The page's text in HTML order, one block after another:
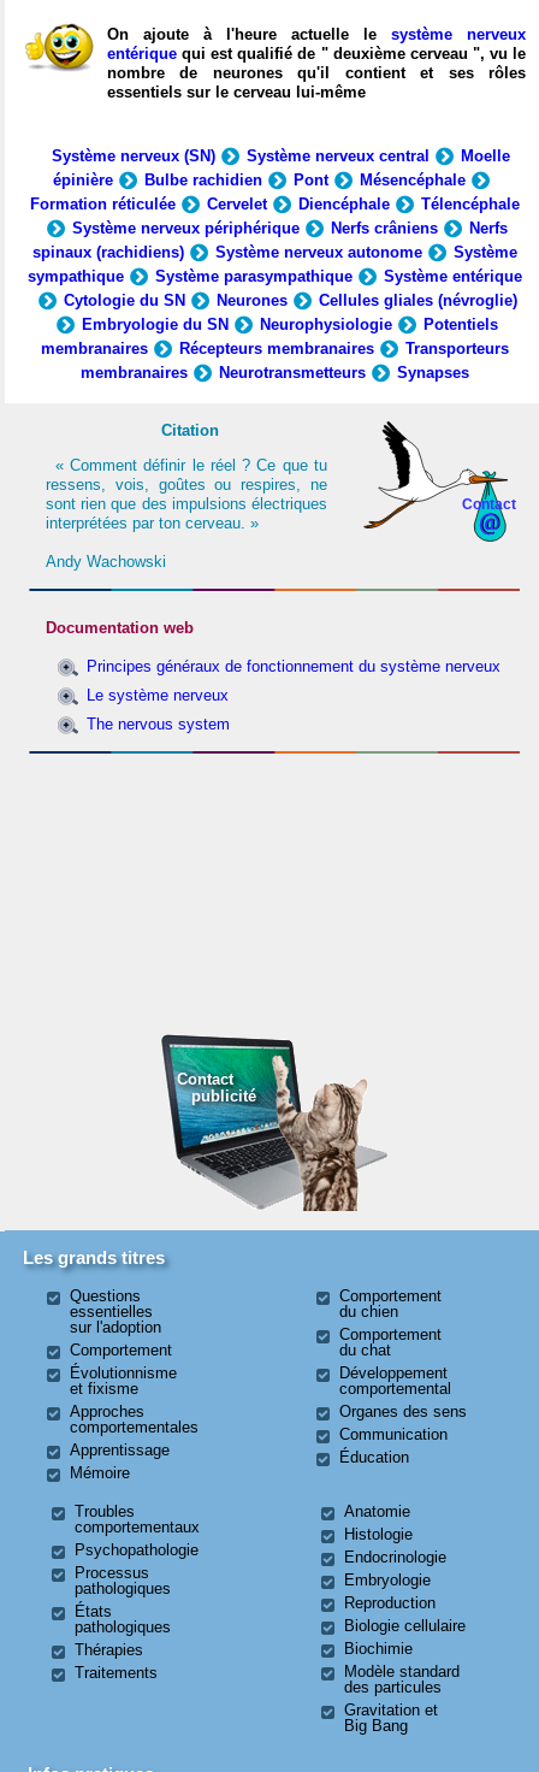
On ajoute à l'heure actuelle le système nerveux
entérique qui est qualifié de " deuxième cerveau ", vu le
nombre de neurones qu'il contient et ses rôles
essentiels sur le cerveau lui-même
Système nerveux (SN) Système nerveux central
Moelle
épinière
Bulbe rachidien Pont
Mésencéphale
Formation réticulée
Cervelet Diencéphale
Télencéphale
Système nerveux périphérique
Nerfs crâniens
Nerfs
spinaux (rachidiens)
Système nerveux autonome
Système
sympathique
Système parasympathique
Système entérique
Cytologie du SN
Neurones
Cellules gliales (névroglie)
Embryologie du SN
Neurophysiologie
Potentiels
membranaires
Récepteurs membranaires
Transporteurs
membranaires
Neurotransmetteurs Synapses
Contact
Citation
« Comment définir le réel ? Ce que tu
ressens, vois, goûtes ou respires, ne
sont rien que des impulsions électriques
interprétées par ton cerveau. »
Andy Wachowski
Documentation web
Principes généraux de fonctionnement du système nerveux
Le système nerveux
The nervous system
Contact
publicité
Les grands titres
Questions
essentielles
sur l'adoption
Comportement
Évolutionnisme
et fixisme
Approches
comportementales
Apprentissage
Mémoire
Comportement
du chien
Comportement
du chat
Développement
comportemental
Organes des sens
Communication
Éducation
Troubles
comportementaux
Psychopathologie
Processus
pathologiques
États
pathologiques
Thérapies
Traitements
Anatomie
Histologie
Endocrinologie
Embryologie
Reproduction
Biologie cellulaire
Biochimie
Modèle standard
des particules
Gravitation et
Big Bang